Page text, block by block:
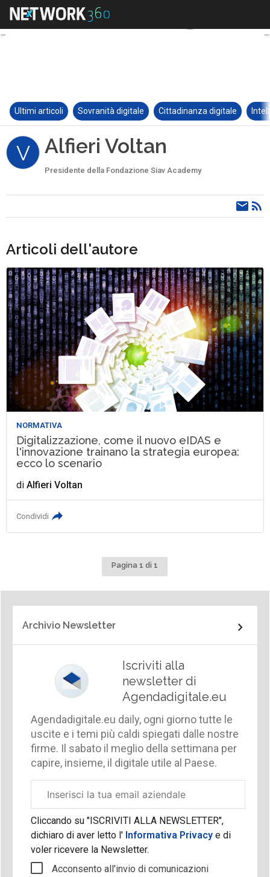
Ultimi articoli Sovranità digitale Cittadinanza digitale
V Alfieri Voltan
Presidente della Fondazione Siav Academy
Articoli dell'autore
NORMATIVA
Digitalizzazione, come il nuovo eIDAS e
l'innovazione trainano la strategia europea:
ecco lo scenario
diAlfieri Voltan
Condividi
Pagina 1 di 1
Archivio Newsletter
Iscriviti alla
newsletter di
Agendadigitale.eu
Agendadigitale.eu daily, ogni giorno tutte le
uscite e i temi più caldi spiegati dalle nostre
firme. Il sabato il meglio della settimana per
capire, insieme, il digitale utile al Paese.
aziendale
Cliccando su "ISCRIVITI ALLA NEWSLETTER",
dichiaro di aver letto l'Informativa Privacy e di
voler ricevere la Newsletter.
Acconsento all'invio di comunicazioni